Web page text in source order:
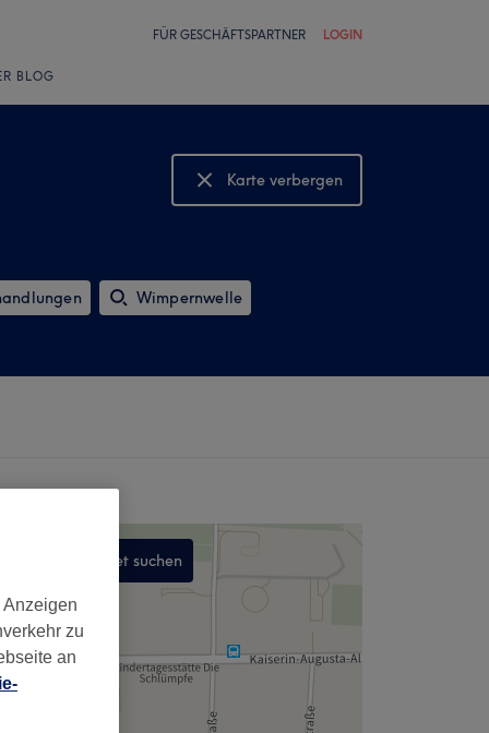
FÜR GESCHÄFTSPARTNER LOGIN
BLOG
Karte verbergen
Karte anzeigen
Wimpernwelle
In diesem Gebiet suchen
zu
an